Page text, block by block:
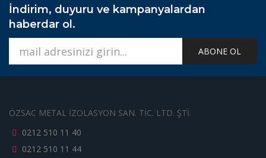
İndirim, duyuru ve kampanyalardan
haberdar ol.
ABONE OL
ÖZSAC METAL İZOLASYON SAN. TİC. LTD. ŞTİ.
0212 510 11 40
0212 510 11 44